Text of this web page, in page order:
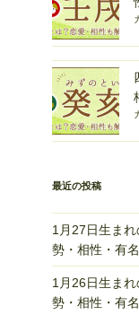
最近の投稿
1月27日生ま
勢・相性・有
1月26日生ま
勢・相性・有